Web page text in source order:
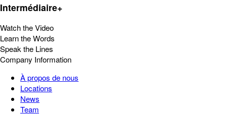
Intermédiaire+
Watch the Video
Learn the Words
Speak the Lines
Company Information
À propos de nous
Locations
News
Team